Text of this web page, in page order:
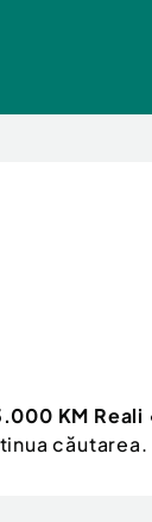
KM Reali
căutarea.